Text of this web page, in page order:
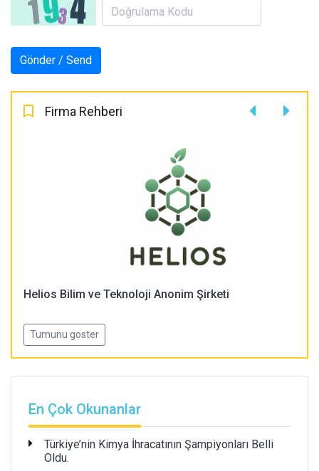
Firma Rehberi
Helios Bilim ve Teknoloji Anonim Şirketi
Tumunu goster
En Çok Okunanlar
Türkiye’nin Kimya İhracatının Şampiyonları Belli
Oldu.